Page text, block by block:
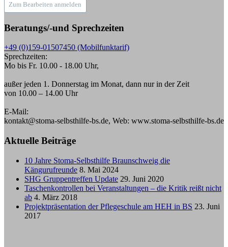
Zum Bearbeiten anmelden
Beratungs/-und Sprechzeiten
+49 (0)159-01507450 (Mobilfunktarif)
Sprechzeiten:
Mo bis Fr. 10.00 - 18.00 Uhr,
außer jeden 1. Donnerstag im Monat, dann nur in der Zeit
von 10.00 – 14.00 Uhr
E-Mail:
kontakt@stoma-selbsthilfe-bs.de, Web: www.stoma-selbsthilfe-bs.de
Aktuelle Beiträge
10 Jahre Stoma-Selbsthilfe Braunschweig die
Kängurufreunde 8. Mai 2024
SHG Gruppentreffen Update 29. Juni 2020
Taschenkontrollen bei Veranstaltungen – die Kritik reißt nicht
ab 4. März 2018
Projektpräsentation der Pflegeschule am HEH in BS 23. Juni
2017